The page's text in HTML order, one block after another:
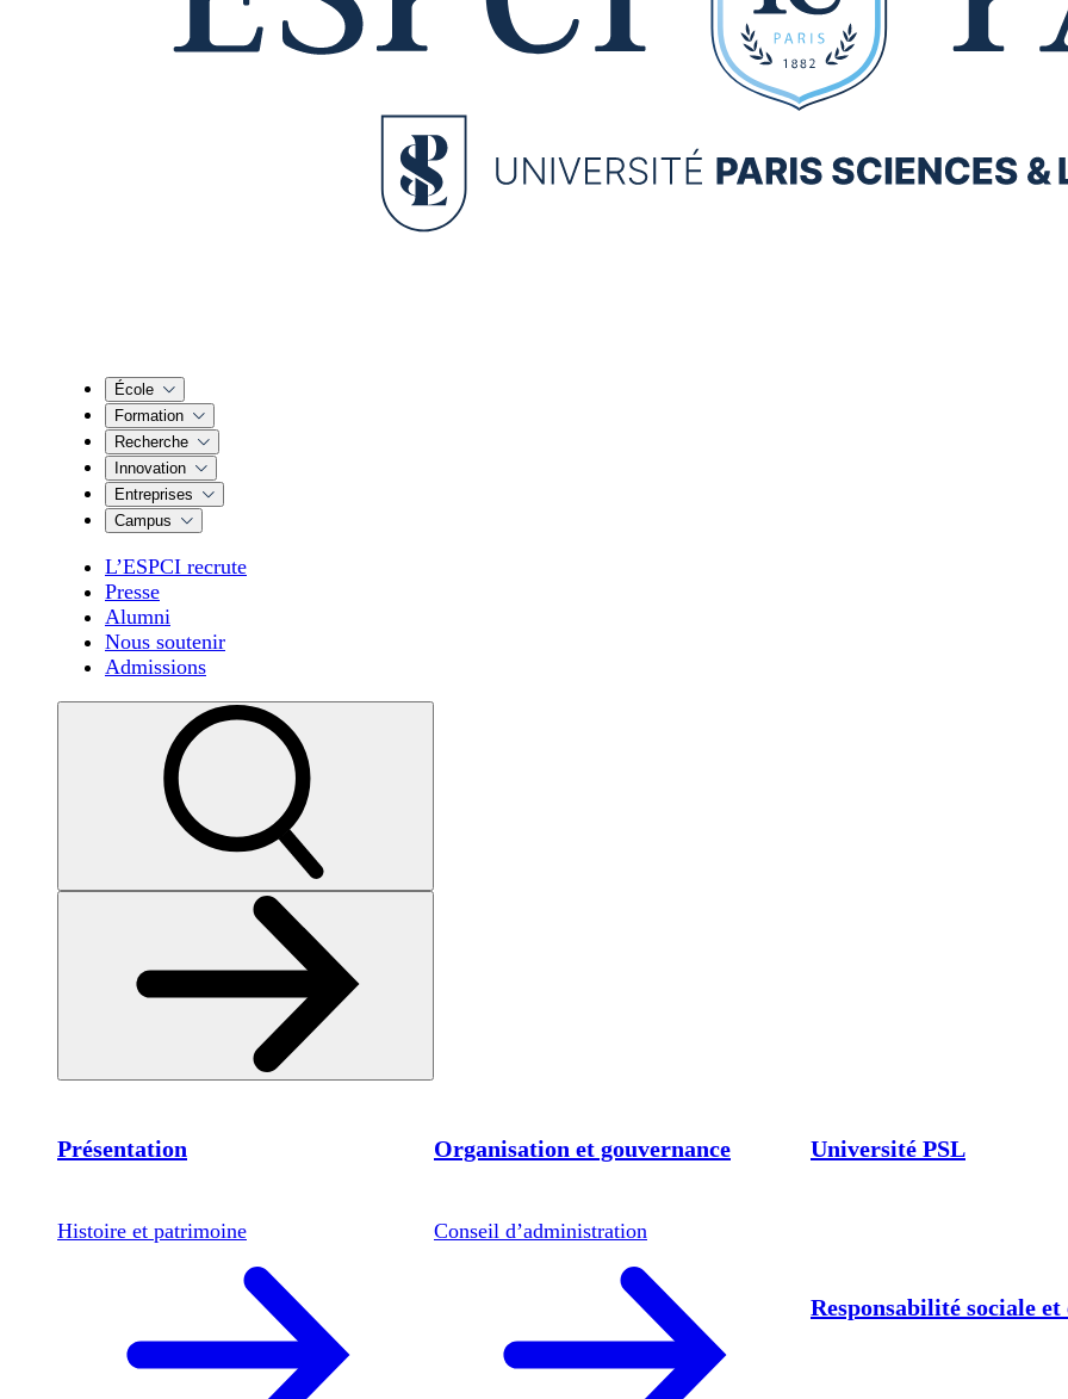
École
Formation
Recherche
Innovation
Entreprises
Campus
L’ESPCI recrute
Presse
Alumni
Nous soutenir
Admissions
Présentation
Histoire et patrimoine
Organisation et gouvernance
Conseil d’administration
Université PSL
Responsabilité sociale